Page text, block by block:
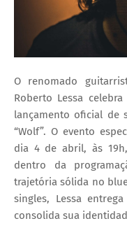
O renomado
Roberto Lessa
lançamento oficial de
“Wolf”. O evento
dia 4 de abril, às
dentro da
trajetória sólida no
singles, Lessa
consolida sua